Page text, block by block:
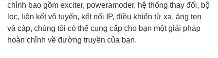
chỉnh bao gồm exciter, poweramoder, hệ thống thay đổi, bộ
lọc, liên kết vô tuyến, kết nối IP, điều khiển từ xa, ăng ten
và cáp, chúng tôi có thể cung cấp cho bạn một giải pháp
hoàn chỉnh về đường truyền của bạn.